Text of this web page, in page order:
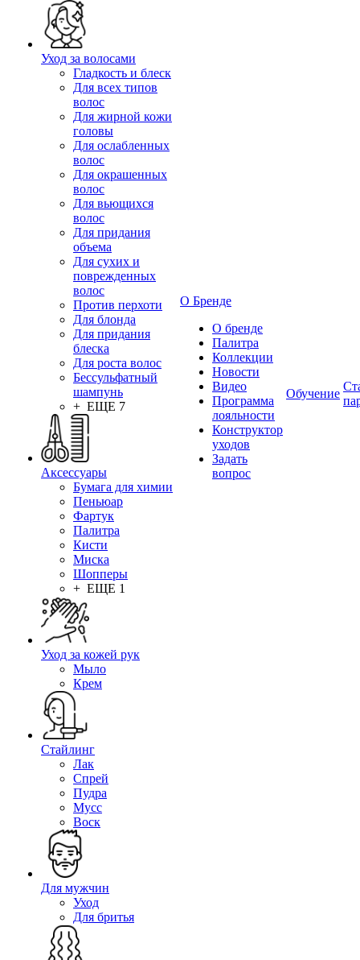
Уход за волосами
Гладкость и блеск
Для всех типов
волос
Для жирной кожи
головы
Для ослабленных
волос
Для окрашенных
волос
Для вьющихся
волос
Для придания
объема
Для сухих и
поврежденных
волос
Против перхоти
Для блонда
Для придания
блеска
Для роста волос
Бессульфатный
шампунь
+ ЕЩЕ 7
Аксессуары
Бумага для химии
Пеньюар
Фартук
Палитра
Кисти
Миска
Шопперы
+ ЕЩЕ 1
Уход за кожей рук
Мыло
Крем
Стайлинг
Лак
Спрей
Пудра
Мусс
Воск
Для мужчин
Уход
Для бритья
О Бренде
О бренде
Палитра
Коллекции
Новости
Видео
Программа
лояльности
Конструктор
уходов
Задать
вопрос
Обучение